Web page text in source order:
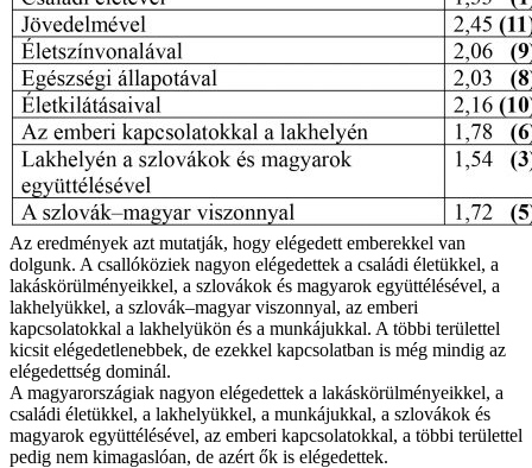
Az eredmények azt mutatják, hogy elégedett emberekkel van
dolgunk. A csallóköziek nagyon elégedettek a családi életükkel, a
lakáskörülményeikkel, a szlovákok és magyarok együttélésével, a
lakhelyükkel, a szlovák–magyar viszonnyal, az emberi
kapcsolatokkal a lakhelyükön és a munkájukkal. A többi területtel
kicsit elégedetlenebbek, de ezekkel kapcsolatban is még mindig az
elégedettség dominál.
A magyarországiak nagyon elégedettek a lakáskörülményeikkel, a
családi életükkel, a lakhelyükkel, a munkájukkal, a szlovákok és
magyarok együttélésével, az emberi kapcsolatokkal, a többi területtel
pedig nem kimagaslóan, de azért ők is elégedettek.